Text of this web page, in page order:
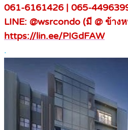
061-6161426 | 065-
LINE: @wsrcondo (มี @ ข้าง
https://lin.ee/PIGdFAW
.